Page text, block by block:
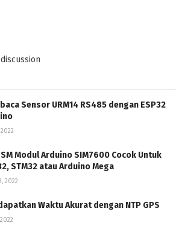
Sensor URM14 RS485 dengan ESP32
2022
Modul Arduino SIM7600 Cocok Untuk
STM32 atau Arduino Mega
2022
Waktu Akurat dengan NTP GPS